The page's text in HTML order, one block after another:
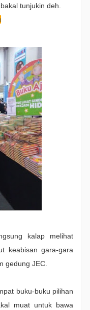
tunjukin deh.
kalap melihat
keabisan gara-gara
gedung JEC.
buku-buku pilihan
muat untuk bawa